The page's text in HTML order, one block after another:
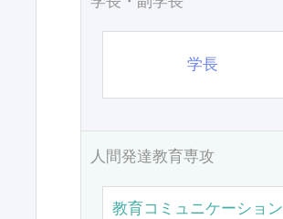
学長
人間発達教育専攻
教育コミュニケーション